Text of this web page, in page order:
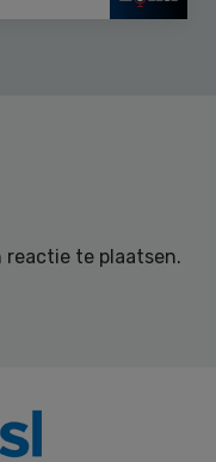
reactie te plaatsen.